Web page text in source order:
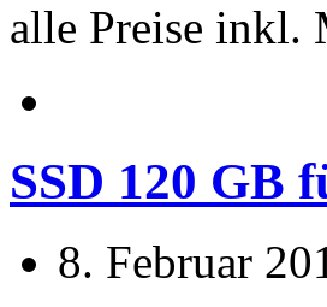
alle Preise inkl.
SSD 120 GB
8. Februar